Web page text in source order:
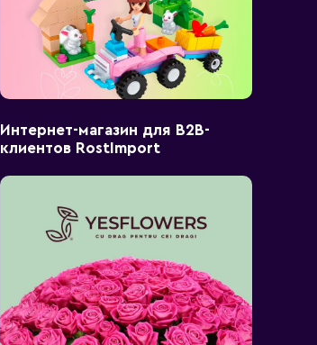
Интернет-магазин для B2B-
клиентов RostImport